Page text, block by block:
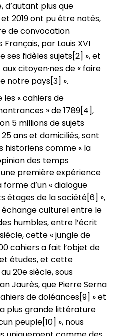
d’autant plus que
2019 ont pu être notés,
de convocation
par Louis XVI
ses fidèles sujets[2] », et
citoyen·nes de « faire
notre pays[3] ».
les « cahiers de
» de 1789[4],
5 millions de sujets
ans et domiciliés, sont
historiens comme « la
des temps
première expérience
d’un « dialogue
étages de la société[6] »,
échange culturel entre le
humbles, entre l’écrit
cette « jungle de
cahiers a fait l’objet de
études, et cette
20e siècle, sous
Jaurès, que Pierre Serna
de doléances[9] » et
plus grande littérature
peuple[10] », nous